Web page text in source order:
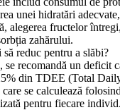
unei hidratări
alegerea fructelor
zahărului.
reduc pentru a slăbi?
se recomandă un deficit
din TDEE (Total
se calculează
pentru fiecare individ.